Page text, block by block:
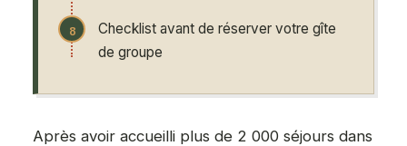
Checklist avant de réserver votre gîte
de groupe
Après avoir accueilli plus de 2 000 séjours dans